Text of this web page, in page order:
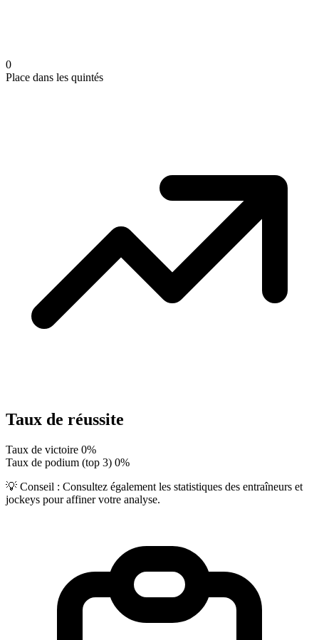
0
Place dans les quintés
Taux de réussite
Taux de victoire 0%
Taux de podium (top 3) 0%
💡 Conseil : Consultez également les statistiques des entraîneurs et
jockeys pour affiner votre analyse.